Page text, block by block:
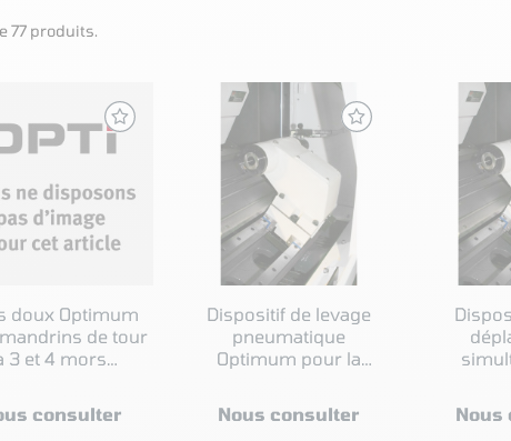
77 produits.
doux Optimum
de tour
3 et 4 mors
consulter
Dispositif de levage
pneumatique
Optimum pour la
Nous consulter Nous